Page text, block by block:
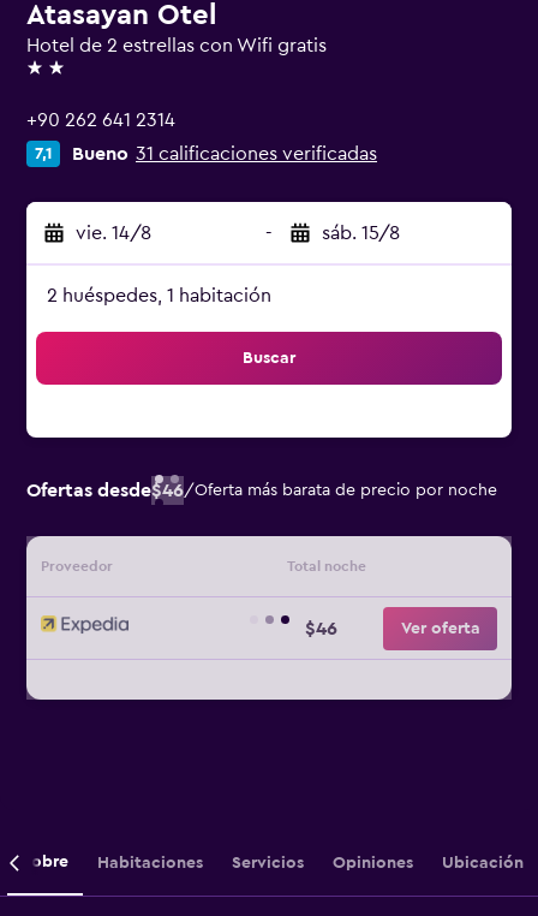
Atasayan Otel
Hotel de 2 estrellas con Wifi gratis
2 estrellas
+90 262 641 2314
7,1 Bueno 31 calificaciones verificadas
vie. 14/8 - sáb. 15/8
2 huéspedes, 1 habitación
Buscar
Ofertas desde$46/Oferta más barata de precio por noche
Proveedor Total noche
$46 Ver oferta
Sobre Habitaciones Servicios Opiniones Ubicación